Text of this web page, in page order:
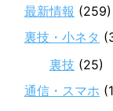
最新情報 (259)
裏技・小ネタ
裏技 (25)
通信・スマホ